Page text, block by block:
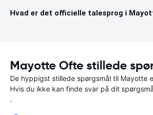
Hvad er det officielle talesprog i
Mayotte Ofte stillede
De hyppigst stillede spørgsmål til Mayotte
Hvis du ikke kan finde svar på dit
.